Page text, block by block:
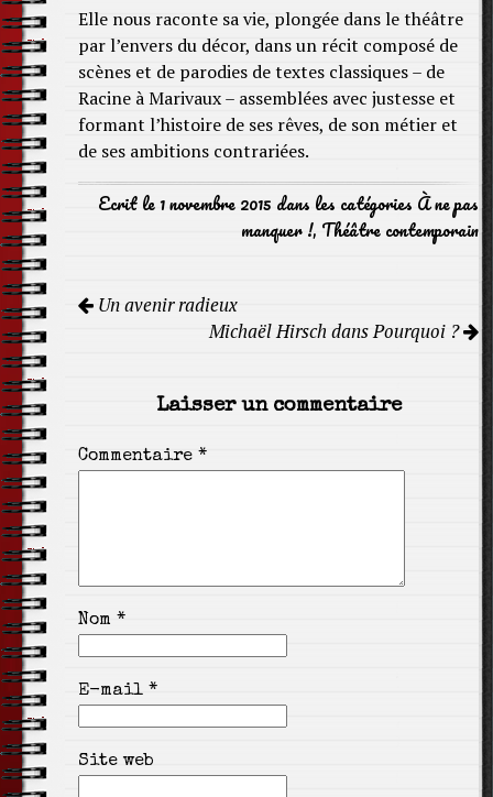
Elle nous raconte sa vie, plongée dans le théâtre
par l’envers du décor, dans un récit composé de
scènes et de parodies de textes classiques – de
Racine à Marivaux – assemblées avec justesse et
formant l’histoire de ses rêves, de son métier et
de ses ambitions contrariées.
Ecrit le 1 novembre 2015 dans les catégories À ne pas
manquer !, Théâtre contemporain
deUn avenir radieux
Michaël Hirsch dans Pourquoi ?
Laisser un commentaire
Commentaire *
Nom *
E-mail *
Site web